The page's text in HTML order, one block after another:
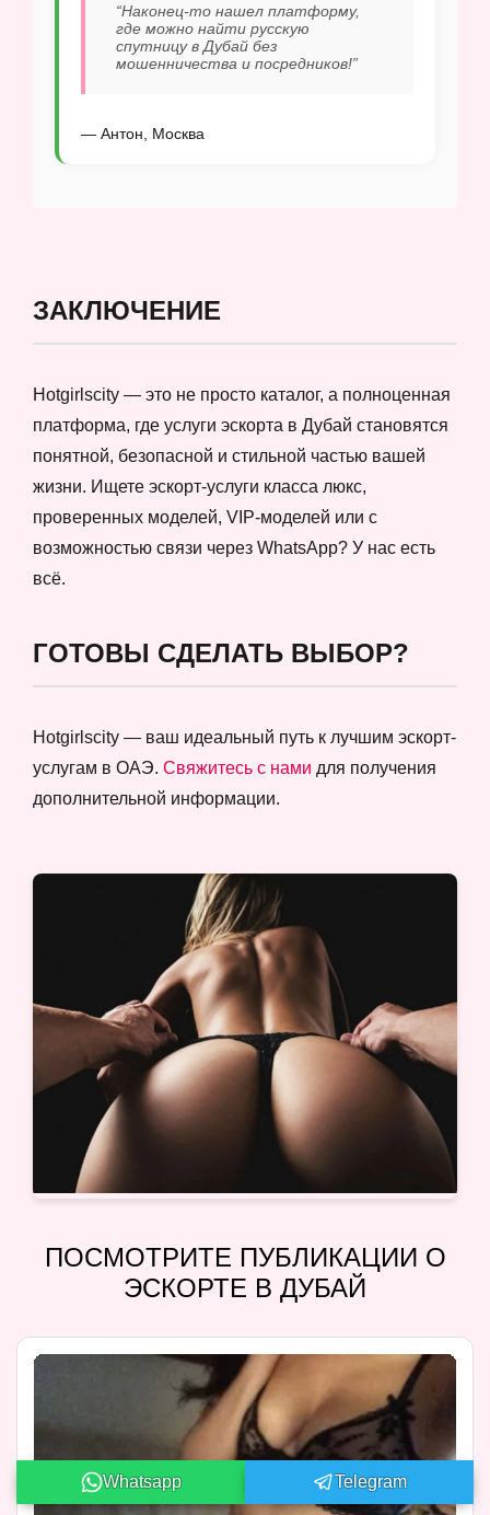
“Наконец-то нашел платформу,
где можно найти русскую
спутницу в Дубай без
мошенничества и посредников!”
— Антон, Москва
ЗАКЛЮЧЕНИЕ
Hotgirlscity — это не просто каталог, а полноценная
платформа, где услуги эскорта в Дубай становятся
понятной, безопасной и стильной частью вашей
жизни. Ищете эскорт-услуги класса люкс,
проверенных моделей, VIP-моделей или с
возможностью связи через WhatsApp? У нас есть
всё.
ГОТОВЫ СДЕЛАТЬ ВЫБОР?
Hotgirlscity — ваш идеальный путь к лучшим эскорт-
услугам в ОАЭ. Свяжитесь с нами для получения
дополнительной информации.
ПОСМОТРИТЕ ПУБЛИКАЦИИ О
ЭСКОРТЕ В ДУБАЙ
Whatsapp Telegram